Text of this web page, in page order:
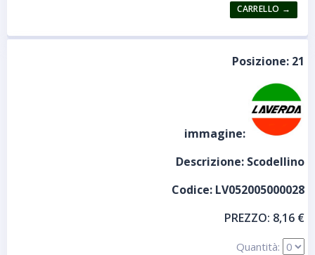
Posizione: 21
immagine:
Descrizione: Scodellino
Codice: LV052005000028
PREZZO: 8,16 €
Quantità: